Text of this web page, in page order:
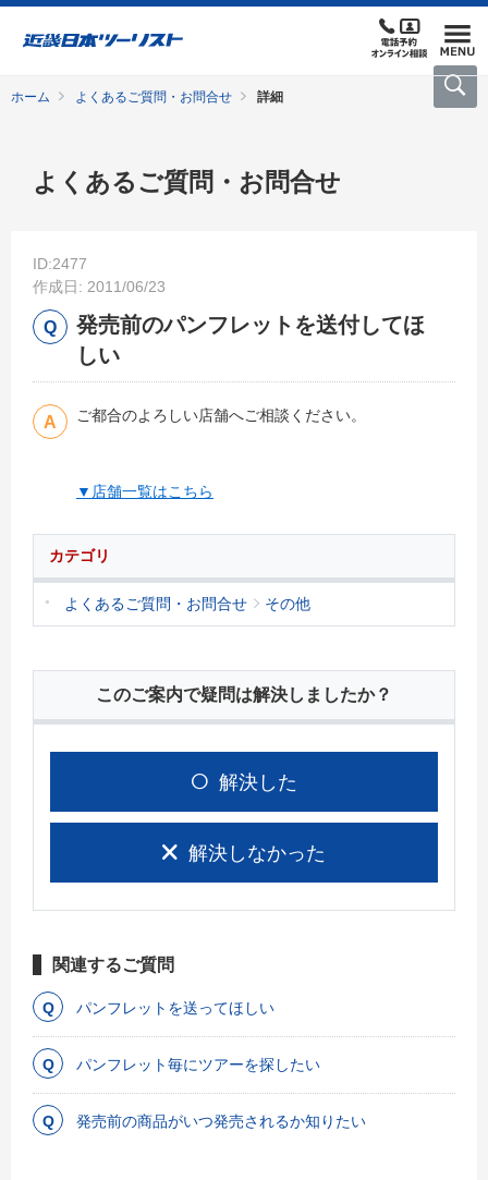
ホーム よくあるご質問・お問合せ 詳細
よくあるご質問・お問合せ
ID:2477
作成日: 2011/06/23
発売前のパンフレットを送付してほ
しい
ご都合のよろしい店舗へご相談ください。
▼店舗一覧はこちら
カテゴリ
よくあるご質問・お問合せ その他
このご案内で疑問は解決しましたか？
解決した
解決しなかった
関連するご質問
パンフレットを送ってほしい
パンフレット毎にツアーを探したい
発売前の商品がいつ発売されるか知りたい